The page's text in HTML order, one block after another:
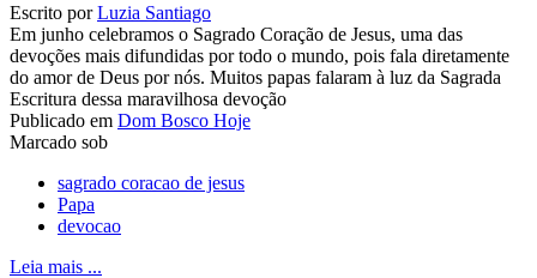
Escrito porLuzia Santiago
Em junho celebramos o Sagrado Coração de Jesus, uma das
devoções mais difundidas por todo o mundo, pois fala diretamente
do amor de Deus por nós. Muitos papas falaram à luz da Sagrada
Escritura dessa maravilhosa devoção
Publicado em Dom Bosco Hoje
Marcado sob
sagrado coracao de jesus
Papa
devocao
Leia mais ...